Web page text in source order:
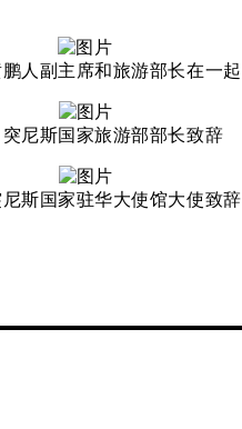
人副主席和旅游部长在一起
突尼斯国家旅游部部长致辞
尼斯国家驻华大使馆大使致辞